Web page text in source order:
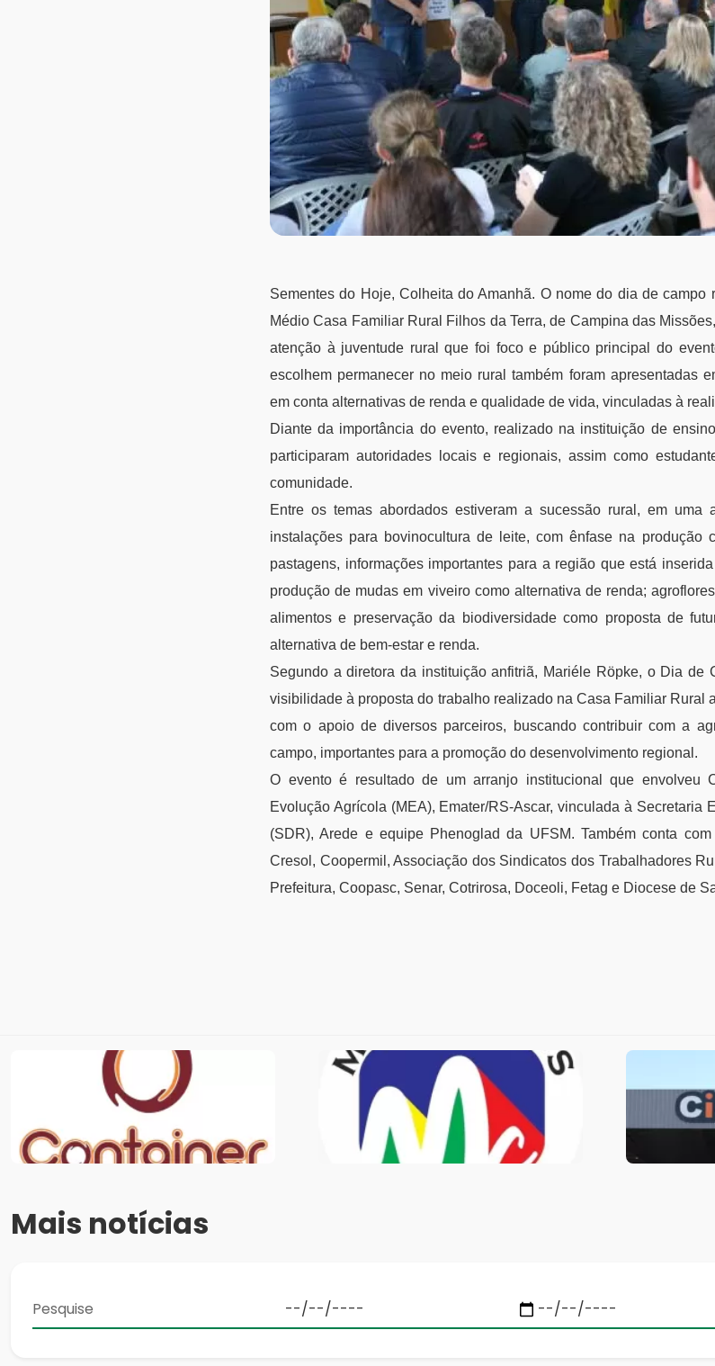
Sementes do Hoje, Colheita do Amanhã. O nome do dia de
Médio Casa Familiar Rural Filhos da Terra, de Campina das
atenção à juventude rural que foi foco e público principal do
escolhem permanecer no meio rural também foram apresentadas
em conta alternativas de renda e qualidade de vida, vinculadas à
Diante da importância do evento, realizado na instituição de
participaram autoridades locais e regionais, assim como
comunidade.
Entre os temas abordados estiveram a sucessão rural, em uma
instalações para bovinocultura de leite, com ênfase na
pastagens, informações importantes para a região que está
produção de mudas em viveiro como alternativa de renda;
alimentos e preservação da biodiversidade como proposta de
alternativa de bem-estar e renda.
Segundo a diretora da instituição anfitriã, Mariéle Röpke, o Dia de
visibilidade à proposta do trabalho realizado na Casa Familiar Rural
com o apoio de diversos parceiros, buscando contribuir com a
campo, importantes para a promoção do desenvolvimento regional.
O evento é resultado de um arranjo institucional que envolveu
Evolução Agrícola (MEA), Emater/RS-Ascar, vinculada à Secretaria
(SDR), Arede e equipe Phenoglad da UFSM. Também conta
Cresol, Coopermil, Associação dos Sindicatos dos Trabalhadores
Prefeitura, Coopasc, Senar, Cotrirosa, Doceoli, Fetag e Diocese de
Mais notícias